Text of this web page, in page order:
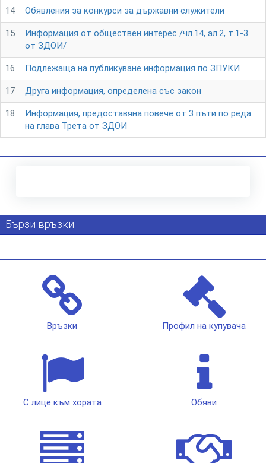
14 Обявления за конкурси за държавни служители
15
Информация от обществен интерес /чл.14, ал.2, т.1-3
от ЗДОИ/
16 Подлежаща на публикуване информация по ЗПУКИ
17 Друга информация, определена със закон
18
Информация, предоставяна повече от 3 пъти по реда
на глава Трета от ЗДОИ
Бързи връзки
Връзки Профил на купувача
С лице към хората Обяви